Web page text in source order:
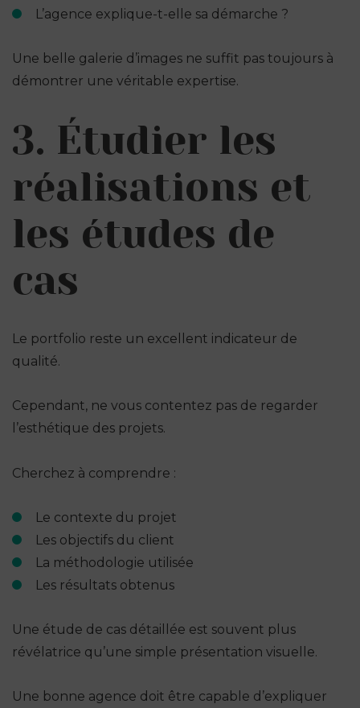
L’agence explique-t-elle sa démarche ?
Une belle galerie d’images ne suffit pas toujours à
démontrer une véritable expertise.
3. Étudier les
réalisations et
les études de
cas
Le portfolio reste un excellent indicateur de
qualité.
Cependant, ne vous contentez pas de regarder
l’esthétique des projets.
Cherchez à comprendre :
Le contexte du projet
Les objectifs du client
La méthodologie utilisée
Les résultats obtenus
Une étude de cas détaillée est souvent plus
révélatrice qu’une simple présentation visuelle.
Une bonne agence doit être capable d’expliquer